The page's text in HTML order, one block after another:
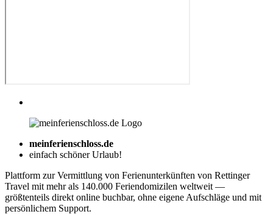
meinferienschloss.de
einfach schöner Urlaub!
Plattform zur Vermittlung von Ferienunterkünften von Rettinger
Travel mit mehr als 140.000 Feriendomizilen weltweit —
größtenteils direkt online buchbar, ohne eigene Aufschläge und mit
persönlichem Support.